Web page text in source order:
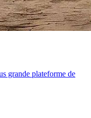
grande plateforme de